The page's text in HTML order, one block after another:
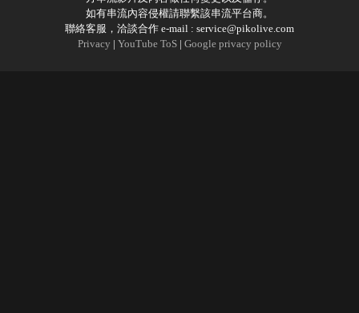
如有串流內容侵權請聯繫該串流平台商。
聯絡客服，洽談合作 e-mail : service@pikolive.com
Privacy | YouTube ToS| Google privacy policy